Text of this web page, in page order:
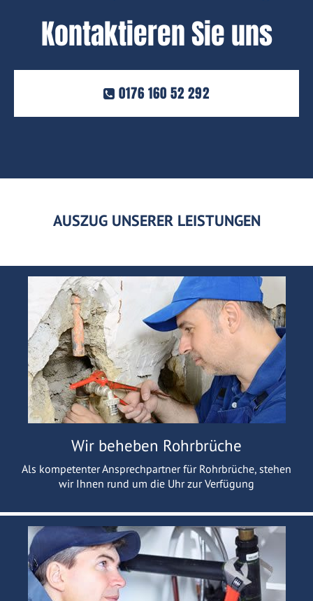
Kontaktieren Sie uns
0176 160 52 292
AUSZUG UNSERER LEISTUNGEN
Wir beheben Rohrbrüche
Als kompetenter Ansprechpartner für Rohrbrüche, stehen
wir Ihnen rund um die Uhr zur Verfügung